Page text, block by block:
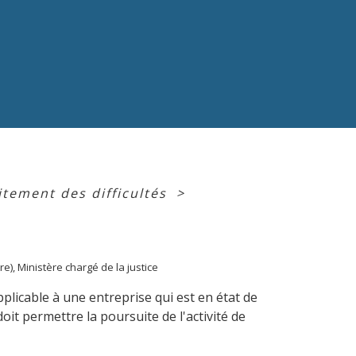
des difficultés
>
Ministère chargé de la justice
à une entreprise qui est en état de
permettre la poursuite de l'activité de